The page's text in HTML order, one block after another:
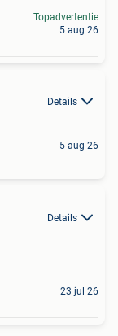
Topadvertentie
5 aug 26
Details
5 aug 26
Details
23 jul 26